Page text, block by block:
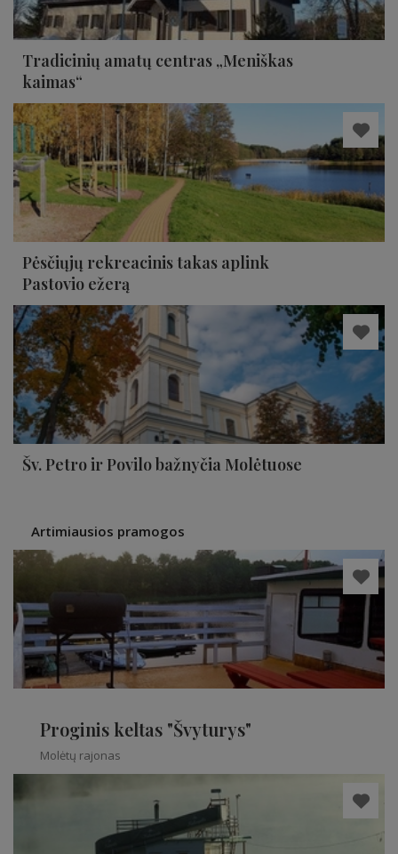
Tradicinių amatų centras „Meniškas
kaimas“
Pėsčiųjų rekreacinis takas aplink
Pastovio ežerą
Šv. Petro ir Povilo bažnyčia Molėtuose
Artimiausios pramogos
Proginis keltas "Švyturys"
Molėtų rajonas